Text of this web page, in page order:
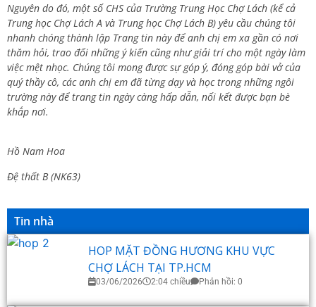
Nguyên do đó, một số CHS của Trường Trung Học Chợ Lách (kể cả
Trung học Chợ Lách A và Trung học Chợ Lách B) yêu cầu chúng tôi
nhanh chóng thành lập Trang tin này để anh chị em xa gần có nơi
thăm hỏi, trao đổi những ý kiến cũng như giải trí cho một ngày làm
việc mệt nhọc. Chúng tôi mong được sự góp ý, đóng góp bài vở của
quý thầy cô, các anh chị em đã từng dạy và học trong những ngôi
trường này để trang tin ngày càng hấp dẫn, nối kết được bạn bè
khắp nơi.
Hồ Nam Hoa
Đệ thất B (NK63)
Tin nhà
HOP MẶT ĐỒNG HƯƠNG KHU VỰC
CHỢ LÁCH TẠI TP.HCM
03/06/2026 2:04 chiều Phản hồi: 0